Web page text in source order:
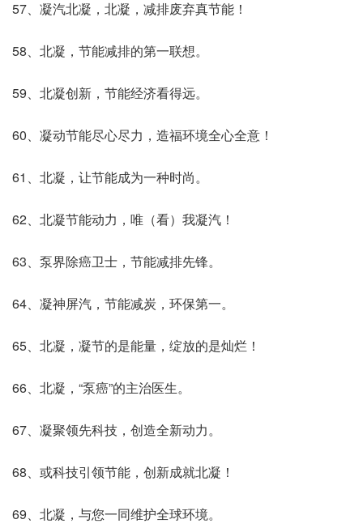
57、凝汽北凝，北凝，减排废弃真节能！
58、北凝，节能减排的第一联想。
59、北凝创新，节能经济看得远。
60、凝动节能尽心尽力，造福环境全心全意！
61、北凝，让节能成为一种时尚。
62、北凝节能动力，唯（看）我凝汽！
63、泵界除癌卫士，节能减排先锋。
64、凝神屏汽，节能减炭，环保第一。
65、北凝，凝节的是能量，绽放的是灿烂！
66、北凝，“泵癌”的主治医生。
67、凝聚领先科技，创造全新动力。
68、或科技引领节能，创新成就北凝！
69、北凝，与您一同维护全球环境。